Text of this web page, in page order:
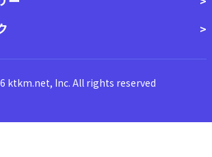
ktkm.net, Inc. All rights reserved